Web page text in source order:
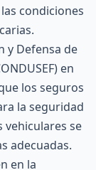
condiciones
y Defensa de
en
los seguros
la seguridad
vehiculares se
adecuadas.
en la